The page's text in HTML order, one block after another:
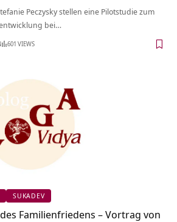
Peczysky stellen eine Pilotstudie zum
bei…
601 VIEWS
SUKADEV
Familienfriedens – Vortrag von